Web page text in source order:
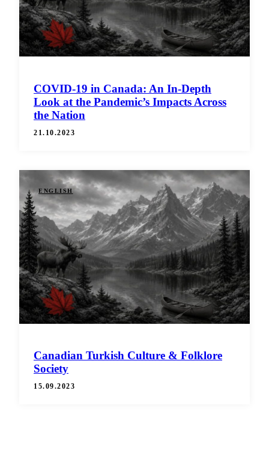
COVID-19 in Canada: An In-Depth
Look at the Pandemic’s Impacts Across
the Nation
21.10.2023
ENGLISH
Canadian Turkish Culture & Folklore
Society
15.09.2023